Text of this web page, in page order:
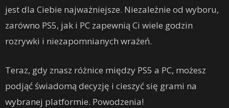
jest dla Ciebie najważniejsze. Niezależnie od wyboru,
zarówno PS5, jak i PC zapewnią Ci wiele godzin
rozrywki i niezapomnianych wrażeń.
Teraz, gdy znasz różnice między PS5 a PC, możesz
podjąć świadomą decyzję i cieszyć się grami na
wybranej platformie. Powodzenia!